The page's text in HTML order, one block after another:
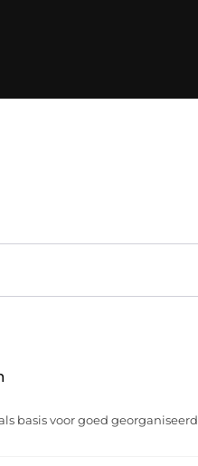
basis voor goed georganiseerd